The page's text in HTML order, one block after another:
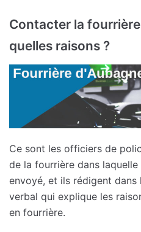
Contacter la
quelles raisons ?
Ce sont les officiers de
de la fourrière dans
envoyé, et ils rédigent
verbal qui explique les
en fourrière.